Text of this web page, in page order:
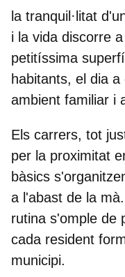
la tranquil·litat
i la vida discorre
petitíssima
habitants, el dia
ambient familiar i
Els carrers, tot
per la proximitat
bàsics
a l'abast de la
rutina s'omple de
cada resident
municipi.